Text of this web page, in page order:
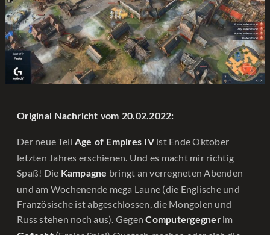
Original Nachricht vom 20.02.2022:
Der neue Teil Age of Empires IVist Ende Oktober
letzten Jahres erschienen. Und es macht mir richtig
Spaß! Die Kampagne bringt an verregneten Abenden
und am Wochenende mega Laune (die Englische und
Französische ist abgeschlossen, die Mongolen und
Russ stehen noch aus). GegenComputergegnerim